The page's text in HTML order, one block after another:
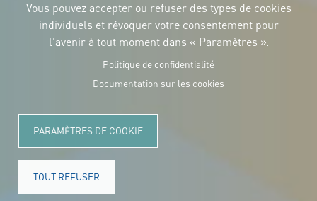
Vous pouvez accepter ou refuser des types de cookies
individuels et révoquer votre consentement pour
l'avenir à tout moment dans « Paramètres ».
Politique de confidentialité
Documentation sur les cookies
PARAMÈTRES DE COOKIE
TOUT REFUSER